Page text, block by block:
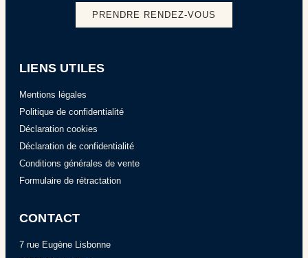
PRENDRE RENDEZ-VOUS
LIENS UTILES
Mentions légales
Politique de confidentialité
Déclaration cookies
Déclaration de confidentialité
Conditions générales de vente
Formulaire de rétractation
CONTACT
7 rue Eugène Lisbonne